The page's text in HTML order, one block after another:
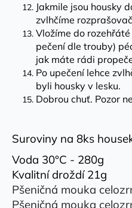
Jakmile jsou housky
zvlhčíme
Vložíme do
pečení dle trouby)
jak máte rádi
Po upečení lehce
byli housky v lesku.
Dobrou chuť. Pozor
Suroviny na 8ks
Voda 30°C - 280g
Kvalitní droždí 21g
Pšeničná mouka
Pšeničná mouka